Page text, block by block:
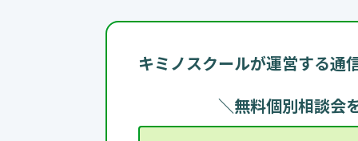
キミノスクールが運営する通
＼無料個別相談会